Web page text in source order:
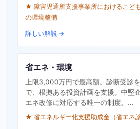
★ 障害児通所支援事業所におけるこど
の環境整備
詳しい解説 →
省エネ・環境
上限3,000万円で最高額。診断受診
で、根拠ある投資計画を支援。中堅
エネ改修に対応する唯一の制度。…
★ 省エネルギー化支援助成金（省エネ